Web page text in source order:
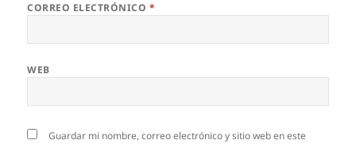
CORREO ELECTRÓNICO *
WEB
Guardar mi nombre, correo electrónico y sitio web en este